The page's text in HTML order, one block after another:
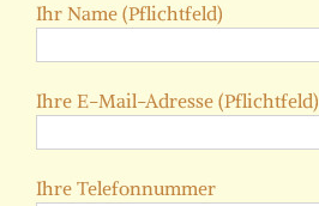
Ihr Name (Pflichtfeld)
Ihre E-Mail-Adresse (Pflichtfeld)
Ihre Telefonnummer